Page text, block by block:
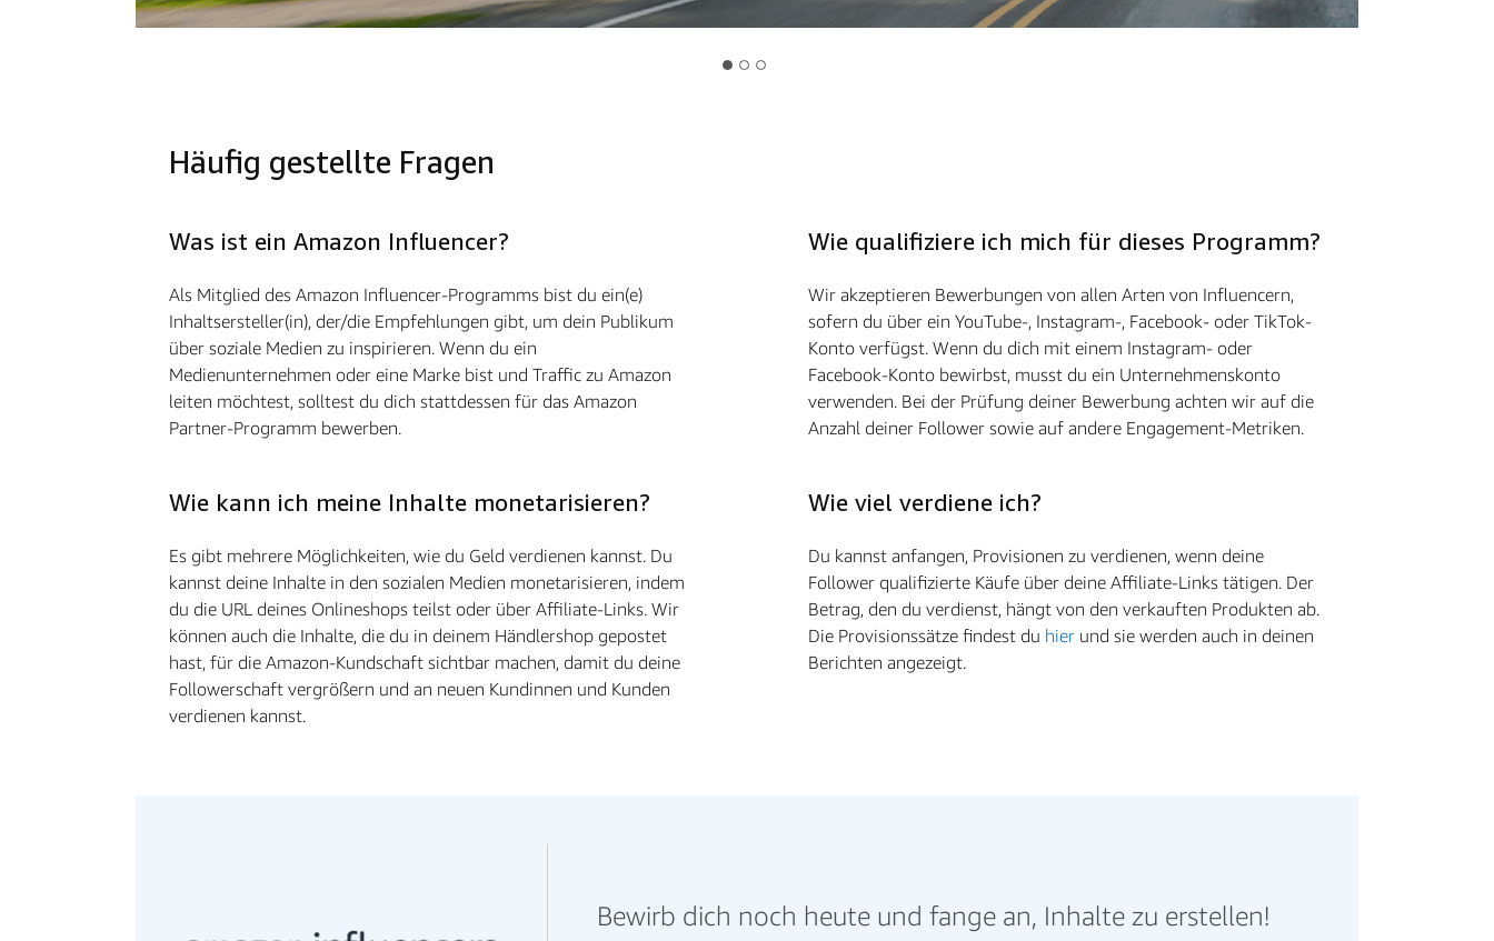
Häufig gestellte Fragen
Was ist ein Amazon Influencer?
Als Mitglied des Amazon Influencer-Programms bist du ein(e)
Inhaltsersteller(in), der/die Empfehlungen gibt, um dein Publikum
über soziale Medien zu inspirieren. Wenn du ein
Medienunternehmen oder eine Marke bist und Traffic zu Amazon
leiten möchtest, solltest du dich stattdessen für das Amazon
Partner-Programm bewerben.
Wie kann ich meine Inhalte monetarisieren?
Es gibt mehrere Möglichkeiten, wie du Geld verdienen kannst. Du
kannst deine Inhalte in den sozialen Medien monetarisieren, indem
du die URL deines Onlineshops teilst oder über Affiliate-Links. Wir
können auch die Inhalte, die du in deinem Händlershop gepostet
hast, für die Amazon-Kundschaft sichtbar machen, damit du deine
Followerschaft vergrößern und an neuen Kundinnen und Kunden
verdienen kannst.
Wie qualifiziere ich mich für dieses Programm?
Wir akzeptieren Bewerbungen von allen Arten von Influencern,
sofern du über ein YouTube-, Instagram-, Facebook- oder TikTok-
Konto verfügst. Wenn du dich mit einem Instagram- oder
Facebook-Konto bewirbst, musst du ein Unternehmenskonto
verwenden. Bei der Prüfung deiner Bewerbung achten wir auf die
Anzahl deiner Follower sowie auf andere Engagement-Metriken.
Wie viel verdiene ich?
Du kannst anfangen, Provisionen zu verdienen, wenn deine
Follower qualifizierte Käufe über deine Affiliate-Links tätigen. Der
Betrag, den du verdienst, hängt von den verkauften Produkten ab.
Die Provisionssätze findest du hier und sie werden auch in deinen
Berichten angezeigt.
Bewirb dich noch heute und fange an, Inhalte zu erstellen!